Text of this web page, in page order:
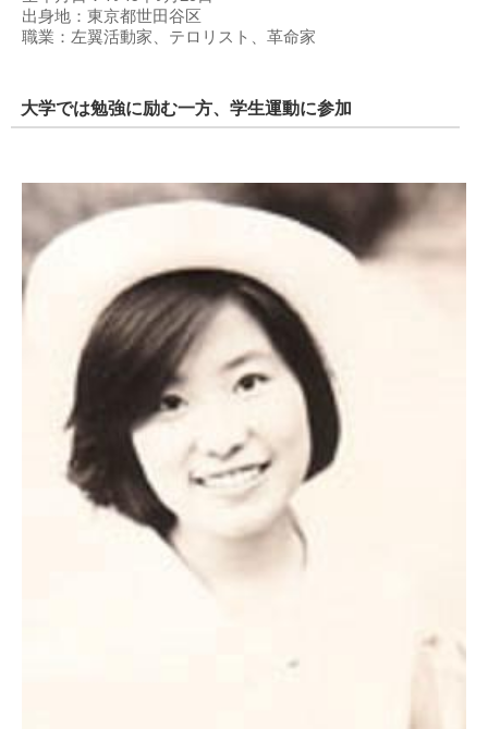
出身地：東京都世田谷区
職業：左翼活動家、テロリスト、革命家
大学では勉強に励む一方、学生運動に参加